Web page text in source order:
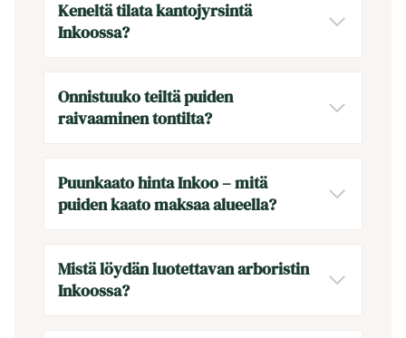
Keneltä tilata kantojyrsintä
Inkoossa?
Onnistuuko teiltä puiden
raivaaminen tontilta?
Puunkaato hinta Inkoo – mitä
puiden kaato maksaa alueella?
Mistä löydän luotettavan arboristin
Inkoossa?